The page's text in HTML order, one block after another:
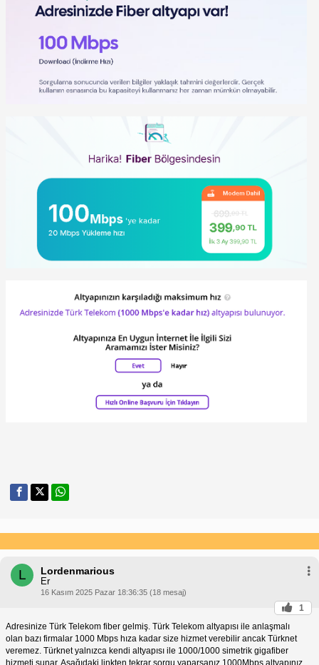
L Lordenmarious
Er
16 Kasım 2025 Pazar 18:36:35 (18 mesaj)
1
Adresinize Türk Telekom fiber gelmiş. Türk Telekom altyapısı ile anlaşmalı
olan bazı firmalar 1000 Mbps hıza kadar size hizmet verebilir ancak Türknet
veremez. Türknet yalnızca kendi altyapısı ile 1000/1000 simetrik gigafiber
hizmeti sunar. Aşağıdaki linkten tekrar sorgu yaparsanız 1000Mbps altyapınız